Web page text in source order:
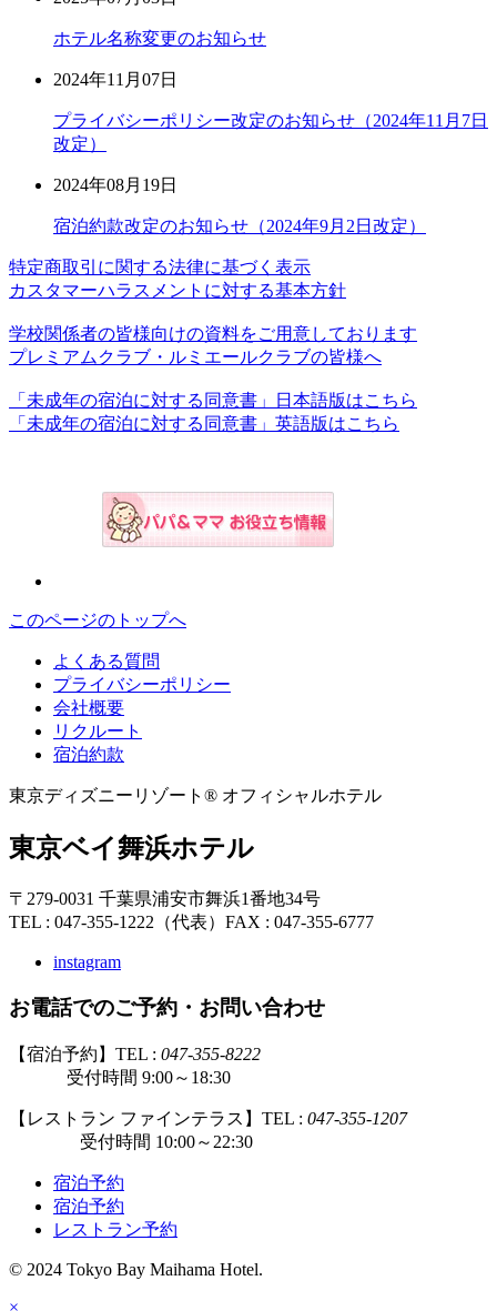
ホテル名称変更のお知らせ
2024年11月07日
プライバシーポリシー改定のお知らせ（2024年11月7日
改定）
2024年08月19日
宿泊約款改定のお知らせ（2024年9月2日改定）
特定商取引に関する法律に基づく表示
カスタマーハラスメントに対する基本方針
学校関係者の皆様向けの資料をご用意しております
プレミアムクラブ・ルミエールクラブの皆様へ
「未成年の宿泊に対する同意書」日本語版はこちら
「未成年の宿泊に対する同意書」英語版はこちら
このページのトップへ
よくある質問
プライバシーポリシー
会社概要
リクルート
宿泊約款
東京ディズニーリゾート® オフィシャルホテル
東京ベイ舞浜ホテル
〒279-0031 千葉県浦安市舞浜1番地34号
TEL : 047-355-1222（代表） FAX : 047-355-6777
instagram
お電話でのご予約・お問い合わせ
【宿泊予約】TEL : 047-355-8222
受付時間 9:00～18:30
【レストラン ファインテラス】TEL : 047-355-1207
受付時間 10:00～22:30
宿泊予約
宿泊予約
レストラン予約
© 2024 Tokyo Bay Maihama Hotel.
×